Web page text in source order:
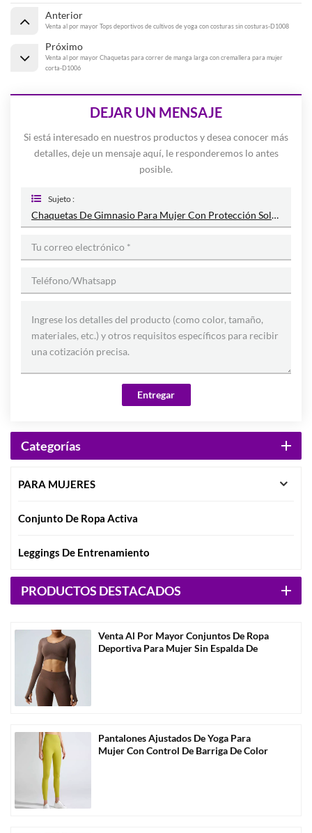
Anterior
Venta al por mayor Tops deportivos de cultivos de yoga con costuras sin costuras-D1008
Próximo
Venta al por mayor Chaquetas para correr de manga larga con cremallera para mujer
corta-D1006
DEJAR UN MENSAJE
Si está interesado en nuestros productos y desea conocer más
detalles, deje un mensaje aquí, le responderemos lo antes
posible.
Sujeto :
Chaquetas De Gimnasio Para Mujer Con Protección Solar De Secado Rápido Al Por Mayor-D1007
Entregar
Categorías
PARA MUJERES
Conjunto De Ropa Activa
Leggings De Entrenamiento
PRODUCTOS DESTACADOS
Venta Al Por Mayor Conjuntos De Ropa
Deportiva Para Mujer Sin Espalda De
Pantalones Ajustados De Yoga Para
Mujer Con Control De Barriga De Color